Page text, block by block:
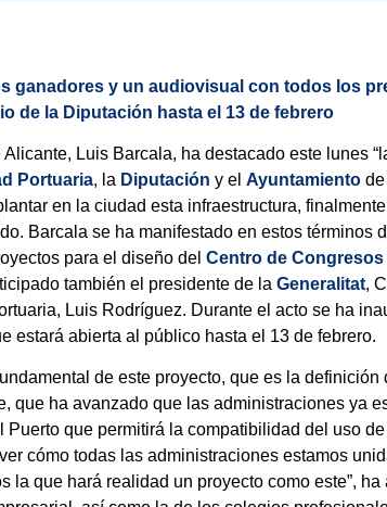
ganadores y un audiovisual con todos los
de la Diputación hasta el 13 de febrero
Alicante, Luis Barcala, ha destacado este lunes
Portuaria, la Diputación y elAyuntamiento
en la ciudad esta infraestructura,
Barcala se ha manifestado en estos términos
para el diseño delCentro de
también el presidente de laGeneralitat,
Luis Rodríguez. Durante el acto se ha
estará abierta al público hasta el 13 de febrero.
de este proyecto, que es la definición
que ha avanzado que las administraciones ya
que permitirá la compatibilidad del uso
cómo todas las administraciones estamos
la que hará realidad un proyecto como este”,